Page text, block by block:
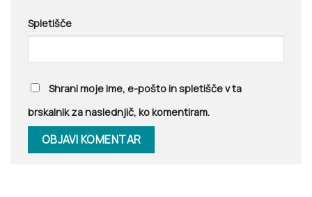
Spletišče
Shrani moje ime, e-pošto in spletišče v ta
brskalnik za naslednjič, ko komentiram.